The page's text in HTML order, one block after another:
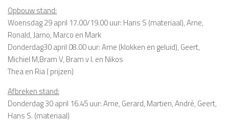
Opbouw stand:
Woensdag 29 april 17.00/19.00 uur: Hans S (materiaal), Arne,
Ronald, Jarno, Marco en Mark
Donderdag30 april 08.00 uur: Arne (klokken en geluid), Geert,
Michiel M,Bram V, Bram v l. en Nikos
Thea en Ria ( prijzen)
Afbreken stand:
Donderdag 30 april 16.45 uur: Arne, Gerard, Martien, André, Geert,
Hans S. (materiaal)